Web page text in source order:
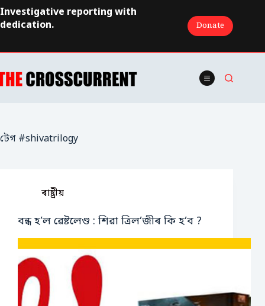
Skip
to
content
Investigative reporting with
dedication.
Donate
টেগ #shivatrilogy
ৰাষ্ট্ৰীয়
বন্ধ হ’ল ৱেষ্টলেণ্ড : শিৱা ত্ৰিল’জীৰ কি হ’ব ?